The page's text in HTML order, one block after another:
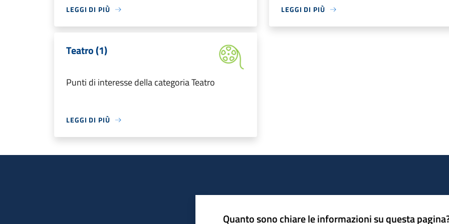
LEGGI DI PIÙ LEGGI DI PIÙ
Teatro (1)
Punti di interesse della categoria Teatro
LEGGI DI PIÙ
Quanto sono chiare le informazioni su questa